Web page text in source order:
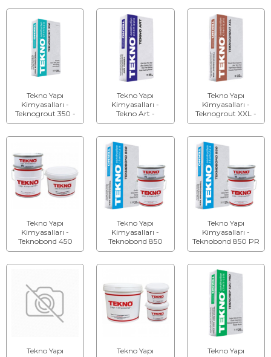
Tamir Harcı
Tekno Yapı
Kimyasalları -
Teknogrout 350 -
Rötresiz Akıcı
Tekno Yapı
Kimyasalları -
Tekno Art -
Dekoratif Ürün
Tekno Yapı
Kimyasalları -
Teknogrout XXL -
Yüksek Erken
Tamir Harcı
Tekno Yapı
Kimyasalları -
Teknobond 450
(Üç Bileşenli) -
Tekno Yapı
Kimyasalları -
Teknobond 850
(Üç Bileşenli) -
Tekno Yapı
Kimyasalları -
Teknobond 850 PR
(Üç Bileşenli) - Hızlı
Poliüretan Harç
Tekno Yapı
Tekno Yapı
Tekno Yapı